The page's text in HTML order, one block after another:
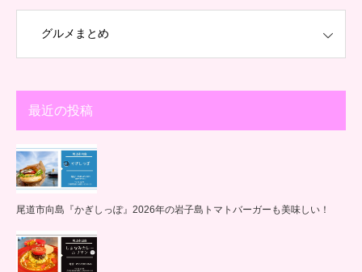
最近の投稿
尾道市向島『かぎしっぽ』2026年の岩子島トマトバーガーも美味しい！